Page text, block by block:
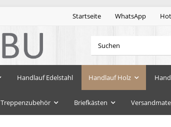
Startseite WhatsApp
Handlauf Edelstahl Handlauf Holz
Treppenzubehör Briefkästen